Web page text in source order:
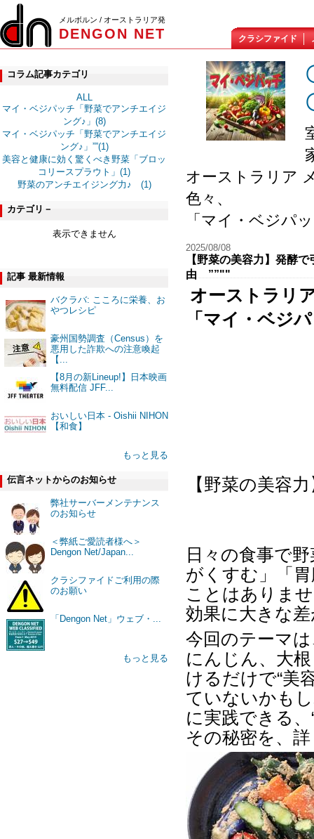
メルボルン / オーストラリア発
DENGON NET クラシファイド
コラム記事カテゴリ
ALL
マイ・ベジパッチ「野菜でアンチエイジ
ング♪」(8)
マイ・ベジパッチ「野菜でアンチエイジ
ング♪」””(1)
美容と健康に効く驚くべき野菜「ブロッ
コリースプラウト」(1)
野菜のアンチエイジング力♪ (1)
カテゴリ－
表示できません
記事 最新情報
バクラバ: こころに栄養、お
やつレシピ
豪州国勢調査（Census）を
悪用した詐欺への注意喚起
【...
【8月の新Lineup!】日本映画
無料配信 JFF...
おいしい日本 - Oishii NIHON
【和食】
もっと見る
伝言ネットからのお知らせ
弊社サーバーメンテナンス
のお知らせ
＜弊紙ご愛読者様へ＞
Dengon Net/Japan...
クラシファイドご利用の際
のお願い
「Dengon Net」ウェブ・...
もっと見る
オーストラリア
色々、
「マイ・ベジパ
2025/08/08
【野菜の美容力】発酵
由 ””""
オーストラリ
「マイ・ベジ
【野菜の美容
日々の食事で
がくすむ」「
ことはありま
効果に大きな
今回のテーマ
にんじん、大
けるだけで“美
ていないかも
に実践できる、
その秘密を、